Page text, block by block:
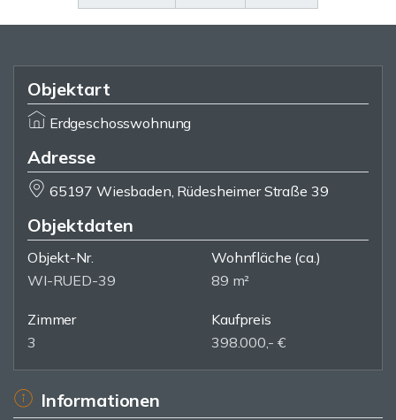
Objektart
Erdgeschosswohnung
Adresse
65197 Wiesbaden, Rüdesheimer Straße 39
Objektdaten
Objekt-Nr.
WI-RUED-39
Wohnfläche (ca.)
89 m²
Zimmer
3
Kaufpreis
398.000,- €
Informationen